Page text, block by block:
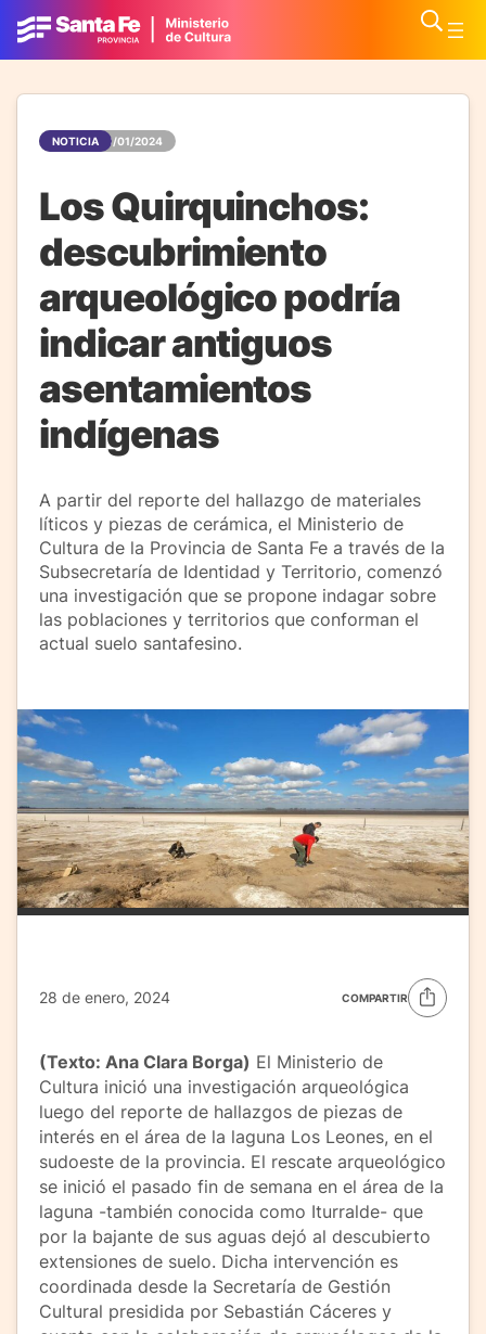
NOTICIA 28/01/2024
Los Quirquinchos:
descubrimiento
arqueológico podría
indicar antiguos
asentamientos
indígenas
A partir del reporte del hallazgo de materiales
líticos y piezas de cerámica, el Ministerio de
Cultura de la Provincia de Santa Fe a través de la
Subsecretaría de Identidad y Territorio, comenzó
una investigación que se propone indagar sobre
las poblaciones y territorios que conforman el
actual suelo santafesino.
28 de enero, 2024 COMPARTIR
(Texto: Ana Clara Borga) El Ministerio de
Cultura inició una investigación arqueológica
luego del reporte de hallazgos de piezas de
interés en el área de la laguna Los Leones, en el
sudoeste de la provincia. El rescate arqueológico
se inició el pasado fin de semana en el área de la
laguna -también conocida como Iturralde- que
por la bajante de sus aguas dejó al descubierto
extensiones de suelo. Dicha intervención es
coordinada desde la Secretaría de Gestión
Cultural presidida por Sebastián Cáceres y